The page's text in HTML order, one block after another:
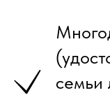
семьи